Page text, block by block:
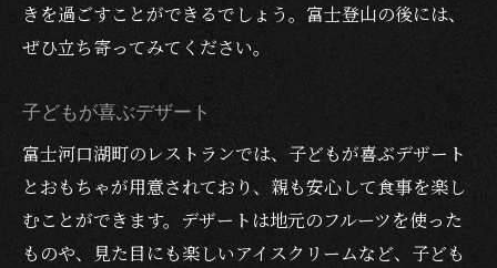
きを過ごすことができるでしょう。富士登山の後には、
ぜひ立ち寄ってみてください。
子どもが喜ぶデザート
富士河口湖町のレストランでは、子どもが喜ぶデザート
とおもちゃが用意されており、親も安心して食事を楽し
むことができます。デザートは地元のフルーツを使った
ものや、見た目にも楽しいアイスクリームなど、子ども